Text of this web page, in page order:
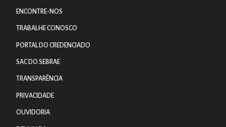
ENCONTRE-NOS
TRABALHE CONOSCO
PORTAL DO CREDENCIADO
SAC DO SEBRAE
TRANSPARÊNCIA
PRIVACIDADE
OUVIDORIA